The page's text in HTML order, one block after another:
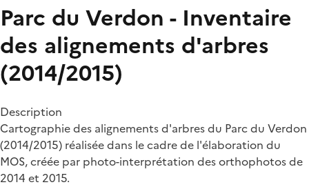
Parc du Verdon - Inventaire
des alignements d'arbres
(2014/2015)
Description
Cartographie des alignements d'arbres du Parc du Verdon
(2014/2015) réalisée dans le cadre de l'élaboration du
MOS, créée par photo-interprétation des orthophotos de
2014 et 2015.